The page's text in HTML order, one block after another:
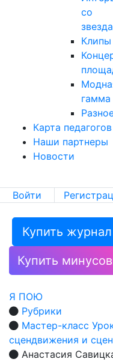
со
Клипы
гамма
Карта педагогов
Наши партнеры
Новости
Войти
Купить журнал
Купить
Я ПОЮ
Рубрики
Мастер-класс
сцендвижения и
Анастасия